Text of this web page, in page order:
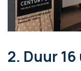
2. Duur